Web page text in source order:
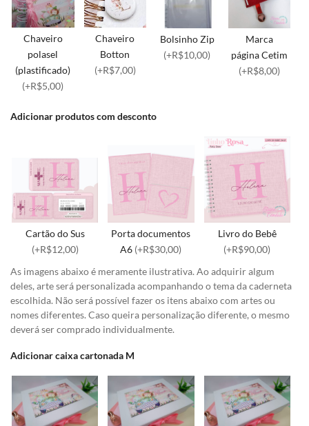
Chaveiro
polasel
(plastificado)
(+R$5,00)
Chaveiro
Botton
(+R$7,00)
Bolsinho Zip
(+R$10,00)
Marca
página Cetim
(+R$8,00)
Adicionar produtos com desconto
Cartão do Sus
(+R$12,00)
Porta documentos
A6 (+R$30,00)
Livro do Bebê
(+R$90,00)
As imagens abaixo é meramente ilustrativa. Ao adquirir algum
deles, arte será personalizada acompanhando o tema da caderneta
escolhida. Não será possível fazer os itens abaixo com artes ou
nomes diferentes. Caso queira personalização diferente, o mesmo
deverá ser comprado individualmente.
Adicionar caixa cartonada M